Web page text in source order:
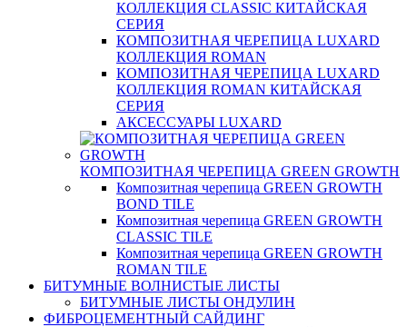
КОЛЛЕКЦИЯ CLASSIC КИТАЙСКАЯ
СЕРИЯ
КОМПОЗИТНАЯ ЧЕРЕПИЦА LUXARD
КОЛЛЕКЦИЯ ROMAN
КОМПОЗИТНАЯ ЧЕРЕПИЦА LUXARD
КОЛЛЕКЦИЯ ROMAN КИТАЙСКАЯ
СЕРИЯ
АКСЕССУАРЫ LUXARD
КОМПОЗИТНАЯ ЧЕРЕПИЦА GREEN GROWTH
Композитная черепица GREEN GROWTH
BOND TILE
Композитная черепица GREEN GROWTH
CLASSIC TILE
Композитная черепица GREEN GROWTH
ROMAN TILE
БИТУМНЫЕ ВОЛНИСТЫЕ ЛИСТЫ
БИТУМНЫЕ ЛИСТЫ ОНДУЛИН
ФИБРОЦЕМЕНТНЫЙ САЙДИНГ